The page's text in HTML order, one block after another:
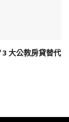
大公教房貸替代